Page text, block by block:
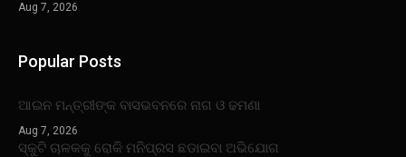
Aug 7, 2026
Popular Posts
ଆଇନ ମନ୍ତ୍ରୀଙ୍କ ବାସଭବନରେ ନାଗ ଓ ଢମଣା
Aug 7, 2026
ସ୍କୁଟି ଚାଳକକୁ ରୋକି ମନିପ୍ରସ ଛଡାଇବା ଅଭିଯୋଗ